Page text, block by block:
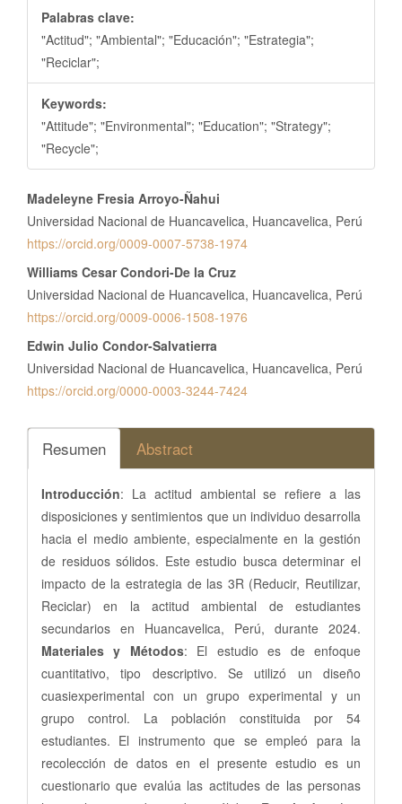
Palabras clave:
"Actitud"; "Ambiental"; "Educación"; "Estrategia";
"Reciclar";
Keywords:
"Attitude"; "Environmental"; "Education"; "Strategy";
"Recycle";
Contenido
principal
del
artículo
Madeleyne Fresia Arroyo-Ñahui
Universidad Nacional de Huancavelica, Huancavelica, Perú
https://orcid.org/0009-0007-5738-1974
Williams Cesar Condori-De la Cruz
Universidad Nacional de Huancavelica, Huancavelica, Perú
https://orcid.org/0009-0006-1508-1976
Edwin Julio Condor-Salvatierra
Universidad Nacional de Huancavelica, Huancavelica, Perú
https://orcid.org/0000-0003-3244-7424
Resumen Abstract
Introducción: La actitud ambiental se refiere a las
disposiciones y sentimientos que un individuo desarrolla
hacia el medio ambiente, especialmente en la gestión
de residuos sólidos. Este estudio busca determinar el
impacto de la estrategia de las 3R (Reducir, Reutilizar,
Reciclar) en la actitud ambiental de estudiantes
secundarios en Huancavelica, Perú, durante 2024.
Materiales y Métodos: El estudio es de enfoque
cuantitativo, tipo descriptivo. Se utilizó un diseño
cuasiexperimental con un grupo experimental y un
grupo control. La población constituida por 54
estudiantes. El instrumento que se empleó para la
recolección de datos en el presente estudio es un
cuestionario que evalúa las actitudes de las personas